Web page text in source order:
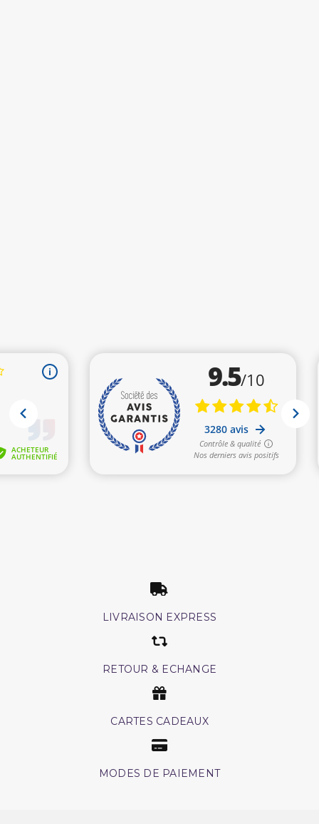
(4 avis)
LIVRAISON EXPRESS
RETOUR & ECHANGE
CARTES CADEAUX
MODES DE PAIEMENT